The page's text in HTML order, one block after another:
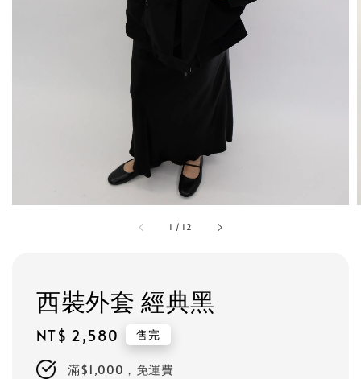
1 / 12
西裝外套 經典黑
Regular
price
NT$ 2,580 售完
滿$1,000，免運費